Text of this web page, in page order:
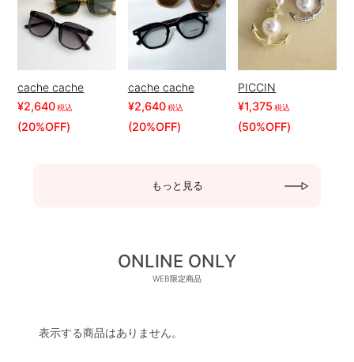
cache cache
¥2,640税込
(20%OFF)
cache cache
¥2,640税込
(20%OFF)
PICCIN
¥1,375 税込
(50%OFF)
もっと見る
ONLINE ONLY
WEB限定商品
表示する商品はありません。